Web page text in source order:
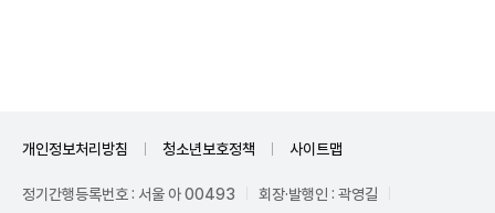
개인정보처리방침 청소년보호정책 사이트맵
정기간행등록번호 : 서울 아 00493
회장·발행인 : 곽영길